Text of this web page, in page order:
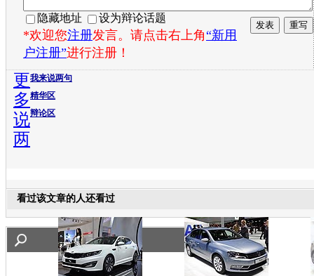
隐藏地址 设为辩论话题
*欢迎您注册发言。请点击右上角“新用
户注册”进行注册！
我来说两句
精华区
辩论区
更
多
说
两
看过该文章的人还看过